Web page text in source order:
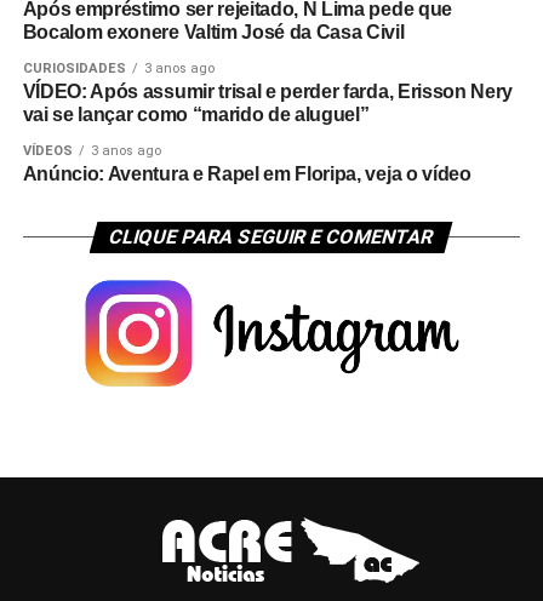
Após empréstimo ser rejeitado, N Lima pede que
Bocalom exonere Valtim José da Casa Civil
CURIOSIDADES 3 anos ago
VÍDEO: Após assumir trisal e perder farda, Erisson Nery
vai se lançar como “marido de aluguel”
VÍDEOS 3 anos ago
Anúncio: Aventura e Rapel em Floripa, veja o vídeo
CLIQUE PARA SEGUIR E COMENTAR